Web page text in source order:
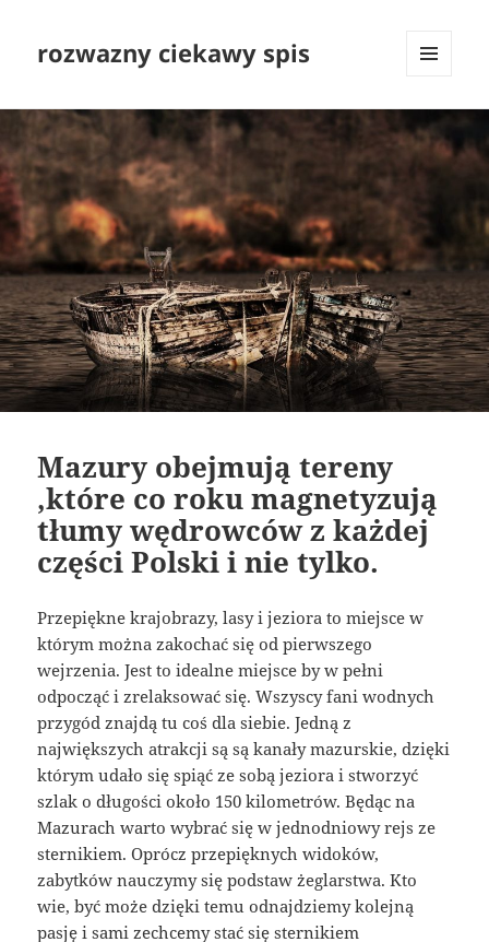
rozwazny ciekawy spis
WIDGETY
Mazury obejmują tereny
,które co roku magnetyzują
tłumy wędrowców z każdej
części Polski i nie tylko.
Przepiękne krajobrazy, lasy i jeziora to miejsce w
którym można zakochać się od pierwszego
wejrzenia. Jest to idealne miejsce by w pełni
odpocząć i zrelaksować się. Wszyscy fani wodnych
przygód znajdą tu coś dla siebie. Jedną z
największych atrakcji są są kanały mazurskie, dzięki
którym udało się spiąć ze sobą jeziora i stworzyć
szlak o długości około 150 kilometrów. Będąc na
Mazurach warto wybrać się w jednodniowy rejs ze
sternikiem. Oprócz przepięknych widoków,
zabytków nauczymy się podstaw żeglarstwa. Kto
wie, być może dzięki temu odnajdziemy kolejną
pasję i sami zechcemy stać się sternikiem